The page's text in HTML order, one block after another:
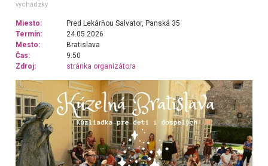
vychádzky
Miesto:
Pred Lekárňou Salvator, Panská 35
Termín:
24.05.2026
Mesto:
Bratislava
Čas:
9:50
Zdroj:
stránka organizátora